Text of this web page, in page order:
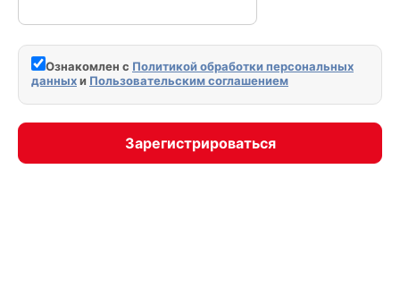
Ознакомлен с Политикой обработки персональных
данныхи Пользовательским соглашением